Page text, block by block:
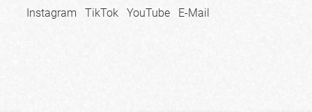
Instagram TikTok YouTube E-Mail